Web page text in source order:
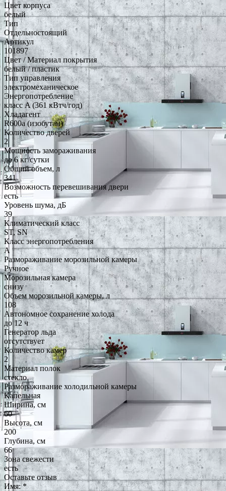
Цвет корпуса
белый
Тип
Отдельностоящий
Артикул
101897
Цвет / Материал покрытия
белый / пластик
Тип управления
электромеханическое
Энергопотребление
класс A (361 кВтч/год)
Хладагент
R600a (изобутан)
Количество дверей
2
Мощность замораживания
до 6 кг/cутки
Общий объем, л
341
Возможность перевешивания двери
есть
Уровень шума, дБ
39
Климатический класс
ST, SN
Класс энергопотребления
A
Размораживание морозильной камеры
Ручное
Морозильная камера
снизу
Объем морозильной камеры, л
108
Автономное сохранение холода
до 12 ч
Генератор льда
отсутствует
Количество камер
2
Материал полок
стекло
Размораживание холодильной камеры
Капельная
Ширина, см
60
Высота, см
200
Глубина, см
66
Зона свежести
есть
Оставьте отзыв
Имя:*